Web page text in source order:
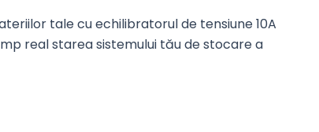
tale cu echilibratorul de tensiune 10A
real starea sistemului tău de stocare a